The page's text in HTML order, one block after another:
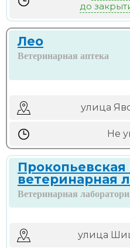
до
Лео
Ветеринарная аптека
улица
Не
ветеринарная
Ветеринарная
улица